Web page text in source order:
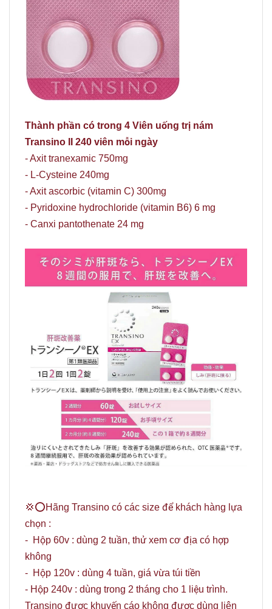
Thành phần có trong 4 Viên uống trị nám
Transino II 240 viên mỗi ngày
- Axit tranexamic 750mg
- L-Cysteine ​​240mg
- Axit ascorbic (vitamin C) 300mg
- Pyridoxine hydrochloride (vitamin B6) 6 mg
- Canxi pantothenate 24 mg
💢⭕Hãng Transino có các size để khách hàng lựa
chọn :
- Hộp 60v : dùng 2 tuần, thử xem cơ địa có hợp
không
- Hộp 120v : dùng 4 tuần, giá vừa túi tiền
- Hộp 240v : dùng trong 2 tháng cho 1 liệu trình.
Transino được khuyến cáo không được dùng liên